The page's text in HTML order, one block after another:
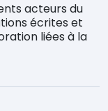
acteurs du
écrites et
liées à la